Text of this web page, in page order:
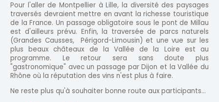
Pour l'aller de Montpellier à Lille, la diversité des paysages
traversés devraient mettre en avant la richesse touristique
de la France. Un passage obligatoire sous le pont de Millau
est d'ailleurs prévu. Enfin, la traversée de parcs naturels
(Grandes Causses, Périgord-Limousin) et une vue sur les
plus beaux châteaux de la Vallée de la Loire est au
programme. Le retour sera sans doute plus
"gastronomique" avec un passage par Dijon et la Vallée du
Rhône où la réputation des vins n'est plus à faire.
Ne reste plus qu'à souhaiter bonne route aux participants...